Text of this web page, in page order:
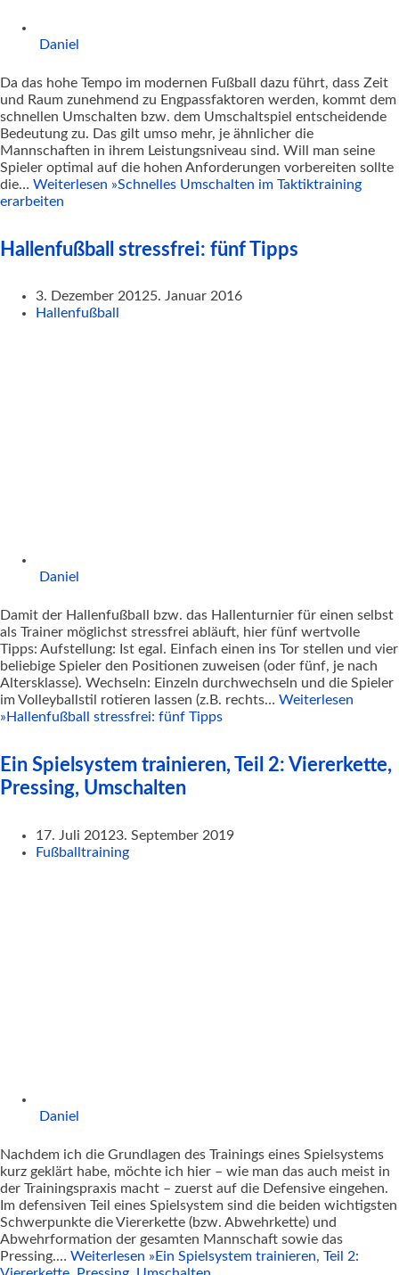
Daniel
Da das hohe Tempo im modernen Fußball dazu führt, dass Zeit
und Raum zunehmend zu Engpassfaktoren werden, kommt dem
schnellen Umschalten bzw. dem Umschaltspiel entscheidende
Bedeutung zu. Das gilt umso mehr, je ähnlicher die
Mannschaften in ihrem Leistungsniveau sind. Will man seine
Spieler optimal auf die hohen Anforderungen vorbereiten sollte
die… Weiterlesen »Schnelles Umschalten im Taktiktraining
erarbeiten
Hallenfußball stressfrei: fünf Tipps
3. Dezember 20125. Januar 2016
Hallenfußball
Daniel
Damit der Hallenfußball bzw. das Hallenturnier für einen selbst
als Trainer möglichst stressfrei abläuft, hier fünf wertvolle
Tipps: Aufstellung: Ist egal. Einfach einen ins Tor stellen und vier
beliebige Spieler den Positionen zuweisen (oder fünf, je nach
Altersklasse). Wechseln: Einzeln durchwechseln und die Spieler
im Volleyballstil rotieren lassen (z.B. rechts… Weiterlesen
» Hallenfußball stressfrei: fünf Tipps
Ein Spielsystem trainieren, Teil 2: Viererkette,
Pressing, Umschalten
17. Juli 20123. September 2019
Fußballtraining
Daniel
Nachdem ich die Grundlagen des Trainings eines Spielsystems
kurz geklärt habe, möchte ich hier – wie man das auch meist in
der Trainingspraxis macht – zuerst auf die Defensive eingehen.
Im defensiven Teil eines Spielsystem sind die beiden wichtigsten
Schwerpunkte die Viererkette (bzw. Abwehrkette) und
Abwehrformation der gesamten Mannschaft sowie das
Pressing.… Weiterlesen » Ein Spielsystem trainieren, Teil 2: